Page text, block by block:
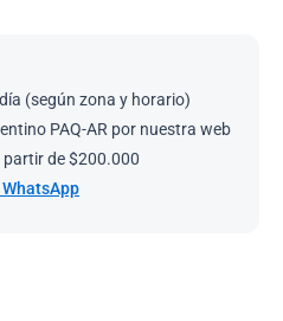
(según zona y horario)
PAQ-AR por nuestra web
de $200.000